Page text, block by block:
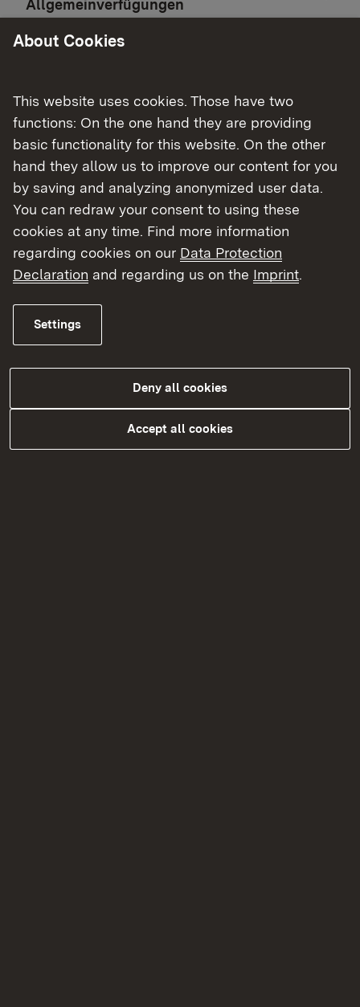
Allgemeinverfügungen
Sonstige Allgemeinverfügungen
Bergrechtliche Verfahren
EG-
Hochwasserrisikomanagementrichtlinien
Forstrechtliche Verfahren
Geldwäsche
Immissionsschutzrechtiche Verfahren
Landwirtschaft und Jagd
About Cookies
This website uses cookies. Those have two
functions: On the one hand they are providing
basic functionality for this website. On the other
hand they allow us to improve our content for you
by saving and analyzing anonymized user data.
You can redraw your consent to using these
cookies at any time. Find more information
regarding cookies on our Data Protection
Declaration and regarding us on the Imprint.
Settings
Deny all cookies
Accept all cookies